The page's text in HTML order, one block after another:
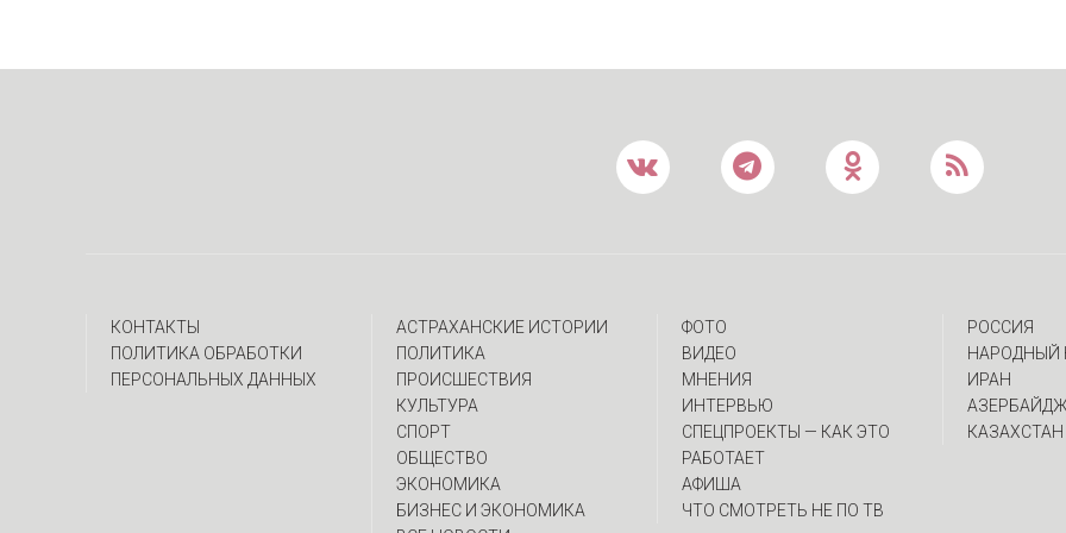
КОНТАКТЫ
ПОЛИТИКА ОБРАБОТКИ
ПЕРСОНАЛЬНЫХ ДАННЫХ
АСТРАХАНСКИЕ ИСТОРИИ
ПОЛИТИКА
ПРОИСШЕСТВИЯ
КУЛЬТУРА
СПОРТ
ОБЩЕСТВО
ЭКОНОМИКА
БИЗНЕС И ЭКОНОМИКА
ФОТО
ВИДЕО
МНЕНИЯ
ИНТЕРВЬЮ
CПЕЦПРОЕКТЫ — КАК ЭТО
РАБОТАЕТ
АФИША
ЧТО СМОТРЕТЬ НЕ ПО ТВ
РОССИЯ
НАРОДНЫЙ
ИРАН
КАЗАХСТАН